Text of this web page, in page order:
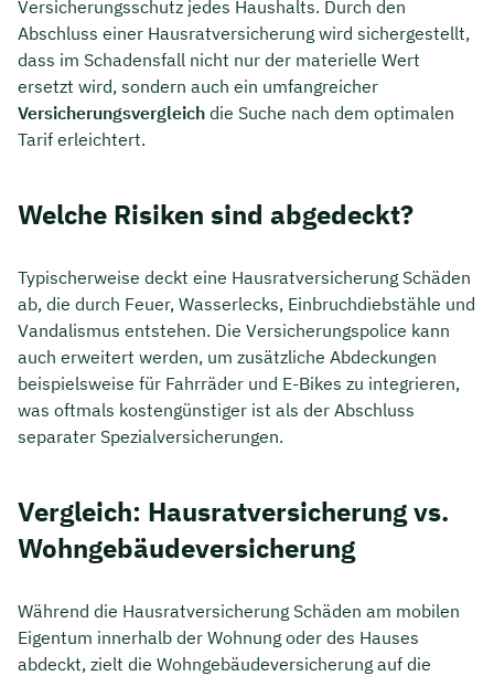
Versicherungsschutz jedes Haushalts. Durch den
Abschluss einer Hausratversicherung wird sichergestellt,
dass im Schadensfall nicht nur der materielle Wert
ersetzt wird, sondern auch ein umfangreicher
Versicherungsvergleich die Suche nach dem optimalen
Tarif erleichtert.
Welche Risiken sind abgedeckt?
Typischerweise deckt eine Hausratversicherung Schäden
ab, die durch Feuer, Wasserlecks, Einbruchdiebstähle und
Vandalismus entstehen. Die Versicherungspolice kann
auch erweitert werden, um zusätzliche Abdeckungen
beispielsweise für Fahrräder und E-Bikes zu integrieren,
was oftmals kostengünstiger ist als der Abschluss
separater Spezialversicherungen.
Vergleich: Hausratversicherung vs.
Wohngebäudeversicherung
Während die Hausratversicherung Schäden am mobilen
Eigentum innerhalb der Wohnung oder des Hauses
abdeckt, zielt die Wohngebäudeversicherung auf die